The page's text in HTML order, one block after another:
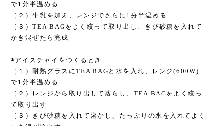
で1分半温める
（２）牛乳を加え、レンジでさらに1分半温める
（３）TEA BAGをよく絞って取り出し、きび砂糖を入れて
かき混ぜたら完成
◉アイスチャイをつくるとき
（１）耐熱グラスにTEA BAGと水を入れ、レンジ(600W)
で1分半温める
（２）レンジから取り出して蒸らし、TEA BAGをよく絞っ
て取り出す
（３）きび砂糖を入れて溶かし、たっぷりの氷を入れてよく